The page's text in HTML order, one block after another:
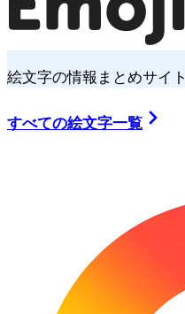
絵文字の情報まとめサイト
すべての絵文字一覧